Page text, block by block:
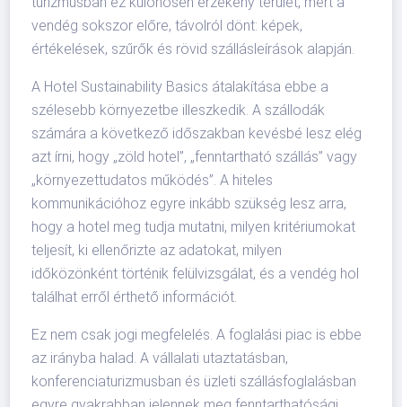
vendég sokszor előre, távolról dönt: képek,
értékelések, szűrők és rövid szállásleírások alapján.
A Hotel Sustainability Basics átalakítása ebbe a
szélesebb környezetbe illeszkedik. A szállodák
számára a következő időszakban kevésbé lesz elég
azt írni, hogy „zöld hotel”, „fenntartható szállás” vagy
„környezettudatos működés”. A hiteles
kommunikációhoz egyre inkább szükség lesz arra,
hogy a hotel meg tudja mutatni, milyen kritériumokat
teljesít, ki ellenőrizte az adatokat, milyen
időközönként történik felülvizsgálat, és a vendég hol
találhat erről érthető információt.
Ez nem csak jogi megfelelés. A foglalási piac is ebbe
az irányba halad. A vállalati utaztatásban,
konferenciaturizmusban és üzleti szállásfoglalásban